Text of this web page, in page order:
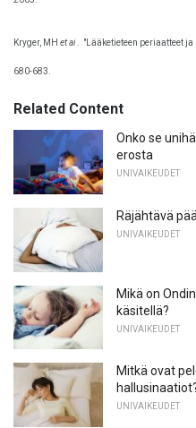
Kryger, MH et ai. "Lääketieteen periaatteet ja
680-683.
Related Content
Onko se
erosta
UNIVAIKEUDET
Räjähtävä
UNIVAIKEUDET
Mikä on
käsitellä?
UNIVAIKEUDET
Mitkä ovat
UNIVAIKEUDET